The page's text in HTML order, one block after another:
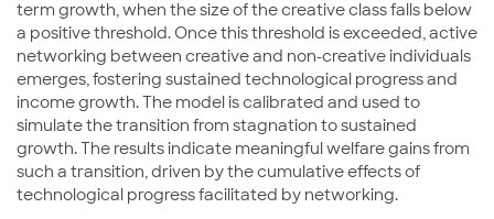
term growth, when the size of the creative class falls below
a positive threshold. Once this threshold is exceeded, active
networking between creative and non-creative individuals
emerges, fostering sustained technological progress and
income growth. The model is calibrated and used to
simulate the transition from stagnation to sustained
growth. The results indicate meaningful welfare gains from
such a transition, driven by the cumulative effects of
technological progress facilitated by networking.